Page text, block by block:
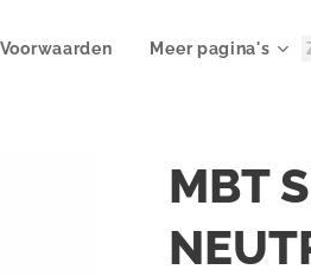
Meer pagina's
MBT